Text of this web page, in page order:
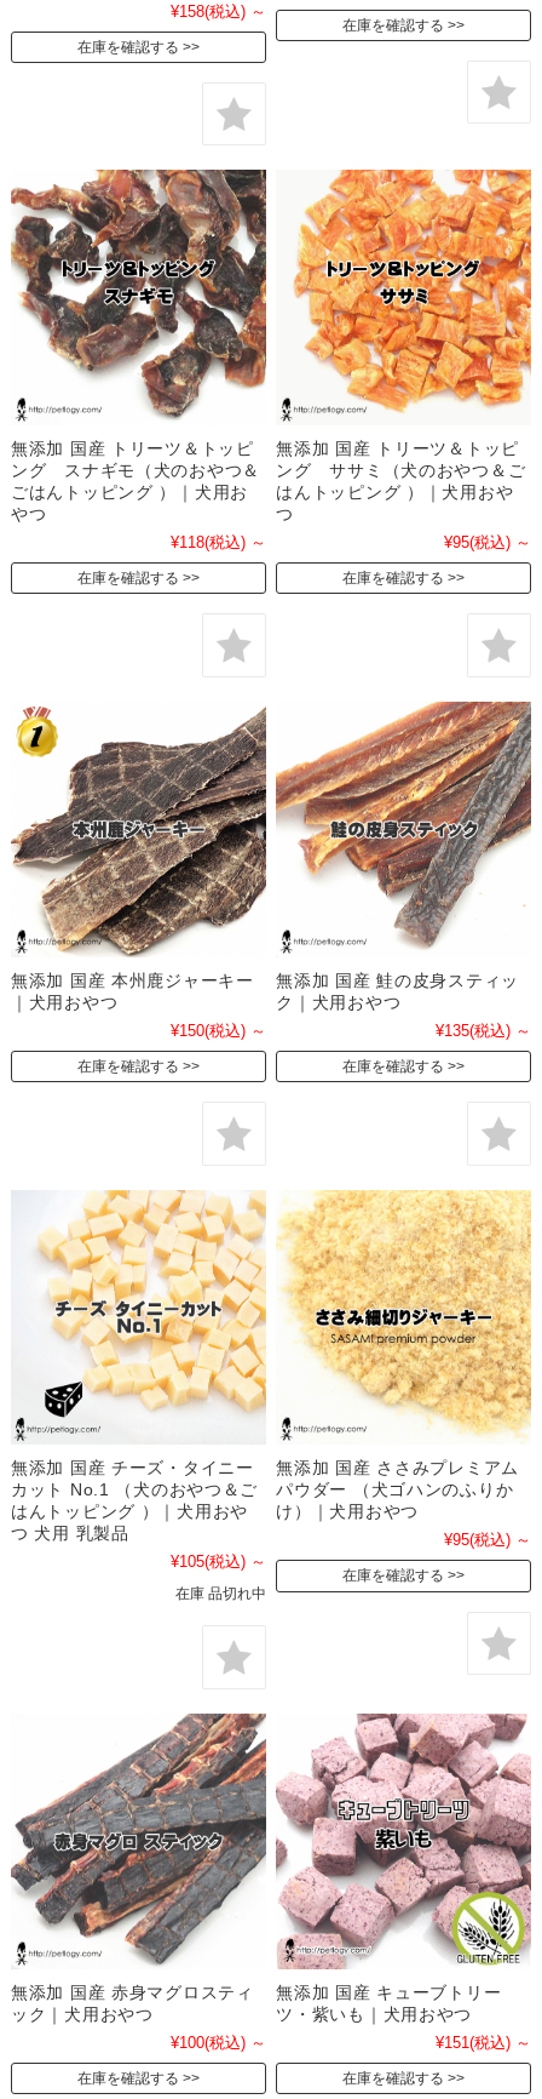
¥158(税込) ～
在庫を確認する
在庫を確認する
無添加 国産 トリーツ＆トッピ
ング スナギモ（犬のおやつ＆
ごはんトッピング ）｜犬用お
やつ
¥118(税込) ～
在庫を確認する
無添加 国産 トリーツ＆トッピ
ング ササミ（犬のおやつ＆ご
はんトッピング ）｜犬用おや
つ
¥95(税込) ～
在庫を確認する
無添加 国産 本州鹿ジャーキー
｜犬用おやつ
¥150(税込) ～
在庫を確認する
無添加 国産 鮭の皮身スティッ
ク｜犬用おやつ
¥135(税込) ～
在庫を確認する
無添加 国産 チーズ・タイニー
カット No.1 （犬のおやつ＆ご
はんトッピング ）｜犬用おや
つ 犬用 乳製品
¥105(税込) ～
在庫 品切れ中
無添加 国産 ささみプレミアム
パウダー （犬ゴハンのふりか
け）｜犬用おやつ
¥95(税込) ～
在庫を確認する
無添加 国産 赤身マグロスティ
ック｜犬用おやつ
¥100(税込) ～
在庫を確認する
無添加 国産 キューブトリー
ツ・紫いも｜犬用おやつ
¥151(税込) ～
在庫を確認する